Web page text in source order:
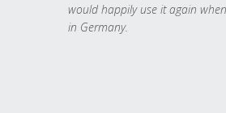
would happily use it again
in Germany.